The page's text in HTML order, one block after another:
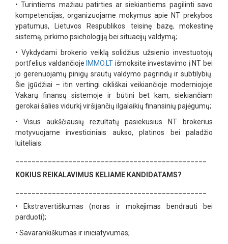
• Turintiems mažiau patirties ar siekiantiems pagilinti savo
kompetencijas, organizuojame mokymus apie NT prekybos
ypatumus, Lietuvos Respublikos teisinę bazę, mokestinę
sistemą, pirkimo psichologiją bei situacijų valdymą;
• Vykdydami brokerio veiklą solidžius užsienio investuotojų
portfelius valdančioje IMMO.LT išmoksite investavimo į NT bei
jo gerenuojamų pinigų srautų valdymo pagrindų ir subtilybių.
Šie įgūdžiai – itin vertingi cikliškai veikiančioje moderniojoje
Vakarų finansų sistemoje ir būtini bet kam, siekiančiam
gerokai šalies vidurkį viršijančių ilgalaikių finansinių pajėgumų;
•
Visus aukščiausių rezultatų pasiekusius NT brokerius
motyvuojame investiciniais aukso, platinos bei paladžio
luiteliais.
KOKIUS REIKALAVIMUS KELIAME KANDIDATAMS?
•
Ekstravertiškumas (noras ir mokėjimas bendrauti bei
parduoti);
• Savarankiškumas ir iniciatyvumas;